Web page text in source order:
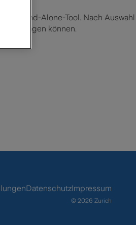
Stand-Alone-Tool. Nach Auswahl
übertragen können.
DatenschutzImpressum
© 2026 Zurich